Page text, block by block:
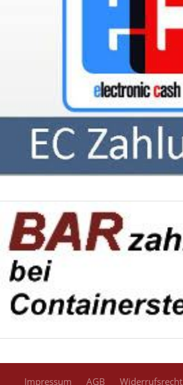
Impressum AGB Widerrufsrecht